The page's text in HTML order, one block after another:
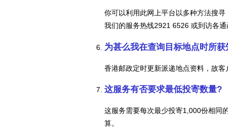
你可以利用此网上平台以多种方法搜
我们的服务热线2921 6526 或到访各
为甚么我在查询目标地点时所
香港邮政定时更新派递地点资料，故
这服务有否要求最低投寄数量?
这服务需要每次最少投寄1,000份相同
算。